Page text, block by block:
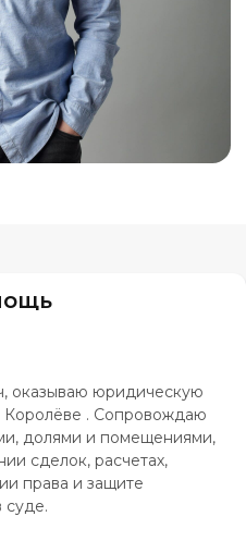
оказываю юридическую
. Сопровождаю
долями и помещениями,
сделок, расчетах,
права и защите
суде.